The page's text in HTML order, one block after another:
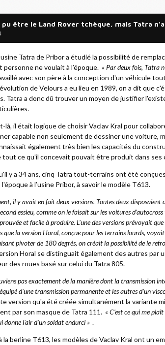
pu être le Land Rover tchèque, mais Tatra
Tatra de Pribor a étudié la possibilité de
personne ne voulait à l’époque. « Par deux fois, Tatra
avec son père à la conception d'un véhicule
de Velours a eu lieu en 1989, on a dit que
Tatra a donc dû trouver un moyen de justifier
là, il était logique de choisir Vaclav Kral pour
capable non seulement de dessiner une voiture,
également très bien les capacités du
tout ce qu'il concevait pouvait être produit dans ses
y a 34 ans, cinq Tatra tout-terrains ont été
à l’usine Pribor, à savoir le modèle T613.
il y avait en fait deux versions. Toutes deux disposaient
essieu, comme on le faisait sur les voitures
et facile à produire. L'une des versions prévoyait
que la version Horal, conçue pour les terrains lourds,
pivoter de 180 degrés, on créait la possibilité de le
Horal se distinguait également des autres par
des roues basé sur celui du Tatra 805.
pas exactement de la manière dont la transmission
d'une transmission permanente et les autres d'un
version qu'a été créée simultanément la variante
par son masque de Tatra 111. « C'est ce qui me
donne l'air d'un soldat endurci » .
la berline T613, les modèles de Vaclav Kral ont un